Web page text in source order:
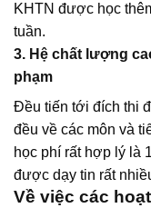
KHTN được học
tuần.
3. Hệ chất lượng
phạm
Đều tiến tới đích thi
đều về các môn và
học phí rất hợp lý là
được dạy tin rất
Về việc các